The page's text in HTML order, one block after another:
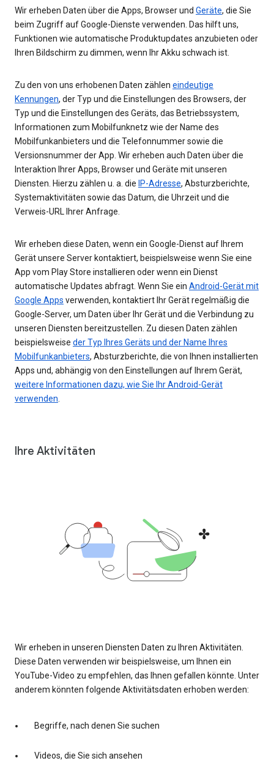
Wir erheben Daten über die Apps, Browser und Geräte, die Sie
beim Zugriff auf Google-Dienste verwenden. Das hilft uns,
Funktionen wie automatische Produktupdates anzubieten oder
Ihren Bildschirm zu dimmen, wenn Ihr Akku schwach ist.
Zu den von uns erhobenen Daten zählen eindeutige
Kennungen, der Typ und die Einstellungen des Browsers, der
Typ und die Einstellungen des Geräts, das Betriebssystem,
Informationen zum Mobilfunknetz wie der Name des
Mobilfunkanbieters und die Telefonnummer sowie die
Versionsnummer der App. Wir erheben auch Daten über die
Interaktion Ihrer Apps, Browser und Geräte mit unseren
Diensten. Hierzu zählen u. a. die IP-Adresse, Absturzberichte,
Systemaktivitäten sowie das Datum, die Uhrzeit und die
Verweis-URL Ihrer Anfrage.
Wir erheben diese Daten, wenn ein Google-Dienst auf Ihrem
Gerät unsere Server kontaktiert, beispielsweise wenn Sie eine
App vom Play Store installieren oder wenn ein Dienst
automatische Updates abfragt. Wenn Sie ein Android-Gerät mit
Google Apps verwenden, kontaktiert Ihr Gerät regelmäßig die
Google-Server, um Daten über Ihr Gerät und die Verbindung zu
unseren Diensten bereitzustellen. Zu diesen Daten zählen
beispielsweise der Typ Ihres Geräts und der Name Ihres
Mobilfunkanbieters, Absturzberichte, die von Ihnen installierten
Apps und, abhängig von den Einstellungen auf Ihrem Gerät,
weitere Informationen dazu, wie Sie Ihr Android-Gerät
verwenden.
Ihre Aktivitäten
Wir erheben in unseren Diensten Daten zu Ihren Aktivitäten.
Diese Daten verwenden wir beispielsweise, um Ihnen ein
YouTube-Video zu empfehlen, das Ihnen gefallen könnte. Unter
anderem könnten folgende Aktivitätsdaten erhoben werden:
Begriffe, nach denen Sie suchen
Videos, die Sie sich ansehen